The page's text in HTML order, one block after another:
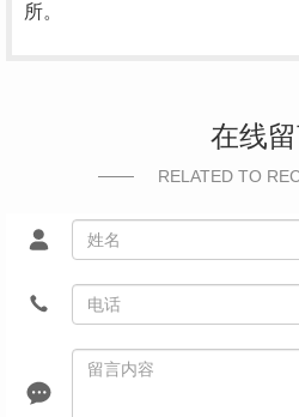
所。
在线
RELATED TO